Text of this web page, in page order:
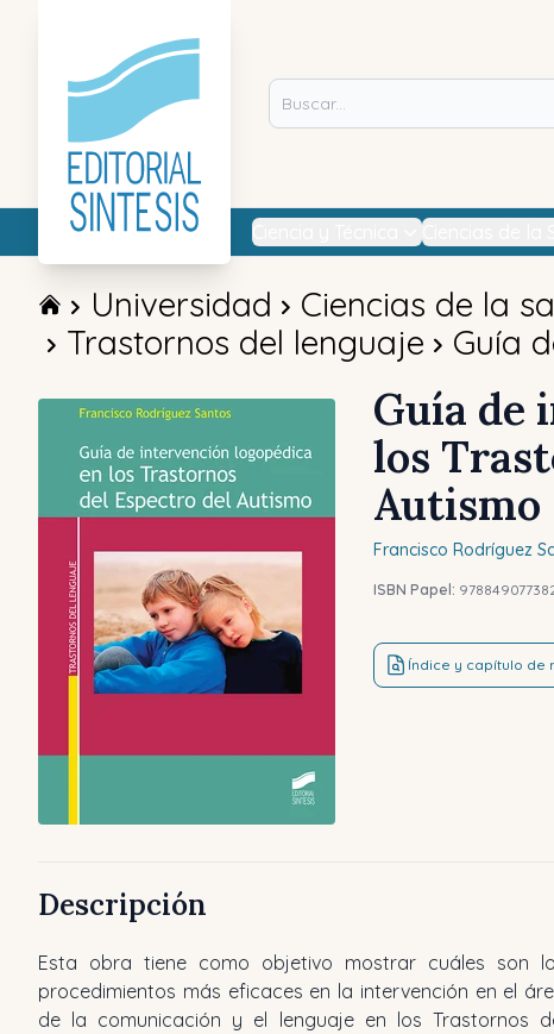
Universidad Ciencias de la
Trastornos del lenguaje
Guía
Guía de
los
Autismo
Francisco Rodríguez
ISBN Papel:
Índice y capítulo de
Descripción
Esta obra tiene como objetivo mostrar cuáles son
procedimientos más eficaces en la intervención en el
de la comunicación y el lenguaje en los Trastornos